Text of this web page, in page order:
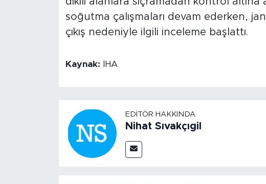
soğutma çalışmaları devam ederken,
çıkış nedeniyle ilgili inceleme başlattı.
Kaynak: İHA
EDITÖR HAKKINDA
Nihat Sıvakçıgil